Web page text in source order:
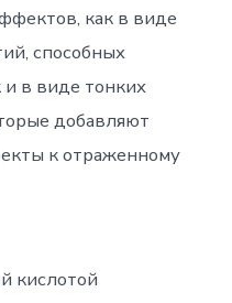
как в виде
способных
и в виде тонких
добавляют
к отраженному
кислотой